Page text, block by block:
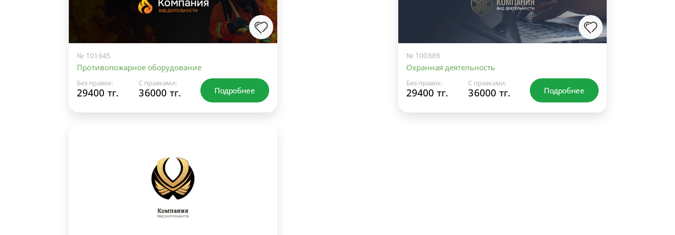
№ 101645
Противопожарное оборудование
Без правок:
29400 тг.
С правками:
36000 тг. Подробнее
№ 100889
Охранная деятельность
Без правок:
29400 тг.
С правками:
36000 тг. Подробнее